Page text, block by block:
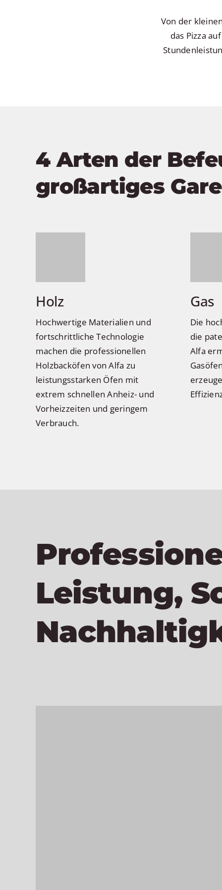
Von der
das Pizza
4 Arten der
großartiges
Holz
Hochwertige Materialien und
fortschrittliche Technologie
machen die professionellen
Holzbacköfen von Alfa zu
leistungsstarken Öfen mit
extrem schnellen Anheiz- und
Vorheizzeiten und geringem
Verbrauch.
Gas
Die
die
Alfa
Leistung,